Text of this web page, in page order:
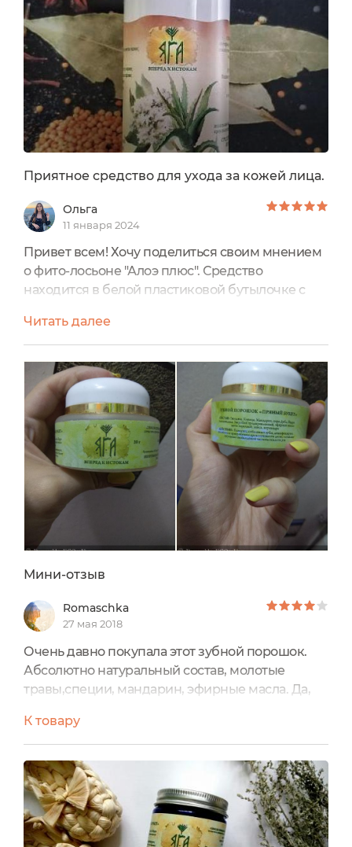
Приятное средство для ухода за кожей лица.
Ольга
11 января 2024
Привет всем! Хочу поделиться своим мнением
о фито-лосьоне "Алоэ плюс". Средство
находится в белой пластиковой бутылочке с
простой, с уклоном на природность. На
этикетке находится текст с информацией о
полезных свойствах средствах. Не могу сказать,
что все пункты соответствует
действительности. Но положительный эффект
от уходового продукта весьма
ощутим. Больше...
Читать далее
Мини-отзыв
Romaschka
27 мая 2018
Очень давно покупала этот зубной порошок.
Абсолютно натуральный состав, молотые
травы,специи, мандарин, эфирные масла. Да,
мелкие палочки, которые могут застревать (но
мне кажется, что так они дают полезный
эффект😂)
Для тех, кто никогда не пробовал травяные
зубные порошки, может показаться очень
непривычным.
Но именно они дают ощущение чистоты до
К товару